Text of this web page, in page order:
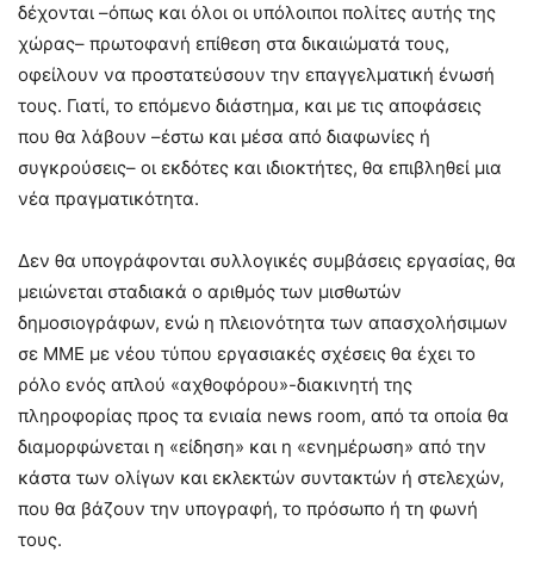
δέχονται –όπως και όλοι οι υπόλοιποι πολίτες αυτής της
χώρας– πρωτοφανή επίθεση στα δικαιώματά τους,
οφείλουν να προστατεύσουν την επαγγελματική ένωσή
τους. Γιατί, το επόμενο διάστημα, και με τις αποφάσεις
που θα λάβουν –έστω και μέσα από διαφωνίες ή
συγκρούσεις– οι εκδότες και ιδιοκτήτες, θα επιβληθεί μια
νέα πραγματικότητα.
Δεν θα υπογράφονται συλλογικές συμβάσεις εργασίας, θα
μειώνεται σταδιακά ο αριθμός των μισθωτών
δημοσιογράφων, ενώ η πλειονότητα των απασχολήσιμων
σε ΜΜΕ με νέου τύπου εργασιακές σχέσεις θα έχει το
ρόλο ενός απλού «αχθοφόρου»-διακινητή της
πληροφορίας προς τα ενιαία news room, από τα οποία θα
διαμορφώνεται η «είδηση» και η «ενημέρωση» από την
κάστα των ολίγων και εκλεκτών συντακτών ή στελεχών,
που θα βάζουν την υπογραφή, το πρόσωπο ή τη φωνή
τους.